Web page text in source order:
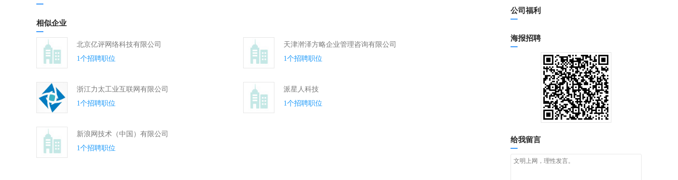
相似企业
北京亿评网络科技有限公司
1个招聘职位
天津澣泽方略企业管理咨询有限公司
1个招聘职位
浙江力太工业互联网有限公司
1个招聘职位
派星人科技
1个招聘职位
新浪网技术（中国）有限公司
1个招聘职位
公司福利
海报招聘
给我留言